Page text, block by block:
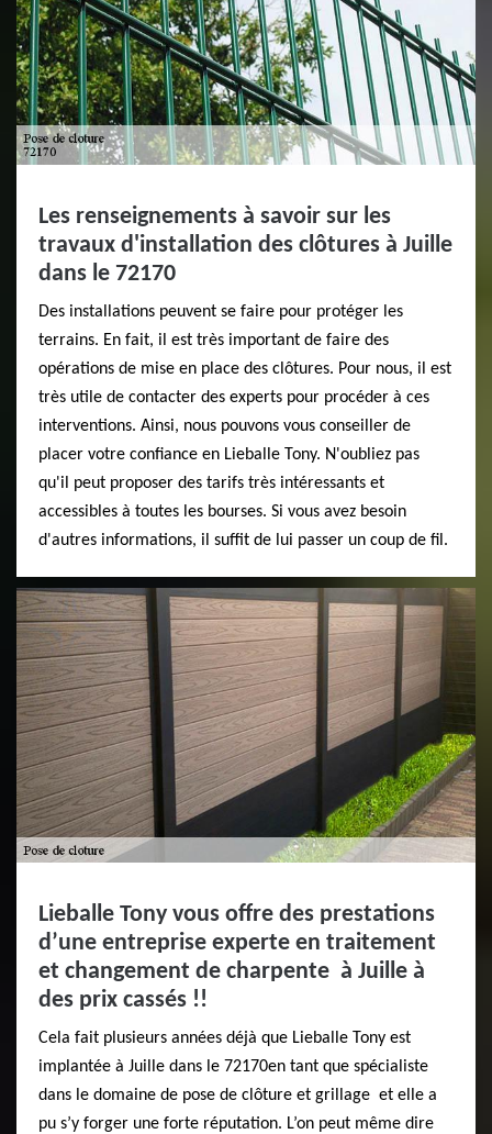
Les renseignements à savoir sur les
travaux d'installation des clôtures à Juille
dans le 72170
Des installations peuvent se faire pour protéger les
terrains. En fait, il est très important de faire des
opérations de mise en place des clôtures. Pour nous, il est
très utile de contacter des experts pour procéder à ces
interventions. Ainsi, nous pouvons vous conseiller de
placer votre confiance en Lieballe Tony. N'oubliez pas
qu'il peut proposer des tarifs très intéressants et
accessibles à toutes les bourses. Si vous avez besoin
d'autres informations, il suffit de lui passer un coup de fil.
Lieballe Tony vous offre des prestations
d’une entreprise experte en traitement
et changement de charpente à Juille à
des prix cassés !!
Cela fait plusieurs années déjà que Lieballe Tony est
implantée à Juille dans le 72170en tant que spécialiste
dans le domaine de pose de clôture et grillage et elle a
pu s’y forger une forte réputation. L’on peut même dire